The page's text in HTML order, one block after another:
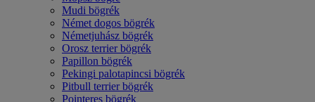
Mudi bögrék
Német dogos bögrék
Németjuhász bögrék
Orosz terrier bögrék
Papillon bögrék
Pekingi palotapincsi bögrék
Pitbull terrier bögrék
Pointeres bögrék